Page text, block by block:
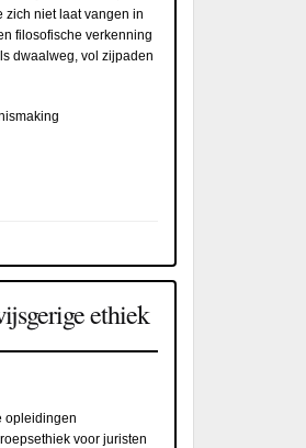
zich niet laat vangen in
filosofische verkenning
dwaalweg, vol zijpaden
ethiek
opleidingen
voor juristen